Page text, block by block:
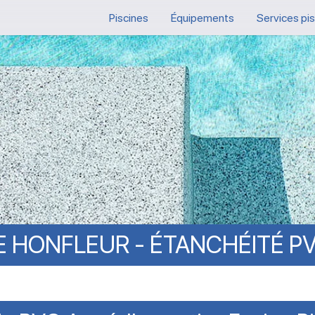
Piscines Équipements Services
HONFLEUR - ÉTANCHÉITÉ